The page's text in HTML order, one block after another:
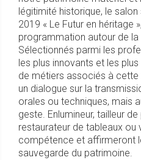
légitimité historique, le
2019 « Le Futur en héritage
programmation autour de
Sélectionnés parmi les
les plus innovants et les
de métiers associés à cette
un dialogue sur la
orales ou techniques, mais
geste. Enlumineur, tailleur
restaurateur de tableaux
compétence et affirmeront
sauvegarde du patrimoine.